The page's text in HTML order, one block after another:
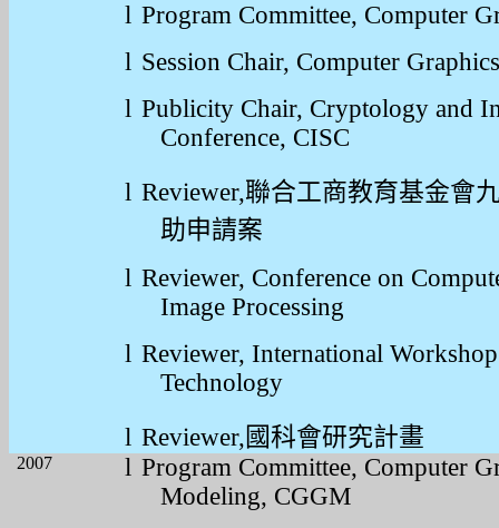
l Program Committee, Computer
l Session Chair, Computer
l Publicity Chair, Cryptology and
Conference, CISC
l Reviewer,聯合工商教育基金會
助申請案
l Reviewer, Conference on
Image Processing
l Reviewer, International
Technology
l Reviewer, 國科會研究計畫
2007 l Program Committee, Computer
Modeling, CGGM